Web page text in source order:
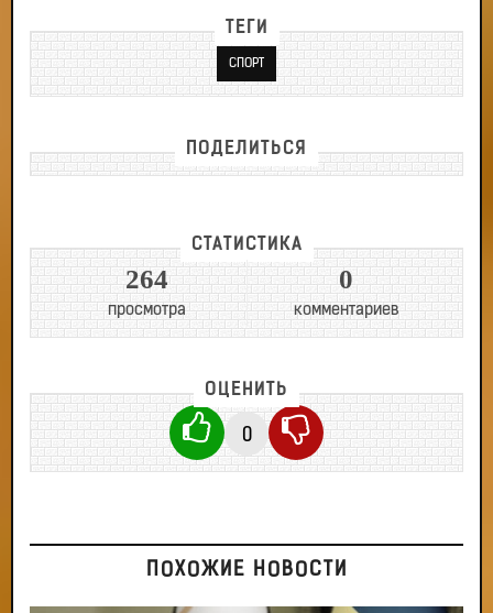
ТЕГИ
СПОРТ
ПОДЕЛИТЬСЯ
СТАТИСТИКА
264
просмотра
0
комментариев
ОЦЕНИТЬ
0
ПОХОЖИЕ НОВОСТИ